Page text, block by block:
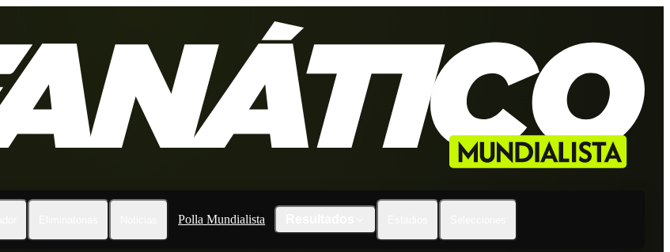
Polla Mundialista